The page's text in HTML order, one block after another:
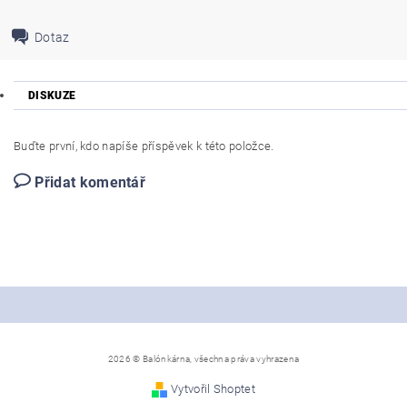
Dotaz
DISKUZE
Buďte první, kdo napíše příspěvek k této položce.
Přidat komentář
2026 © Balónkárna, všechna práva vyhrazena
Vytvořil Shoptet